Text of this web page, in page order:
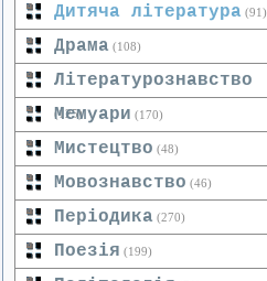
Дитяча література (91)
Драма (108)
Літературознавство
(125)
Мемуари (170)
Мистецтво (48)
Мовознавство (46)
Періодика (270)
Поезія (199)